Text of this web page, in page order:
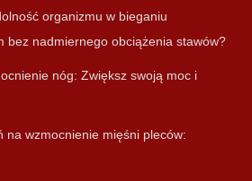
organizmu w bieganiu
bez nadmiernego obciążenia stawów?
nóg: Zwiększ swoją moc i
na wzmocnienie mięśni pleców: